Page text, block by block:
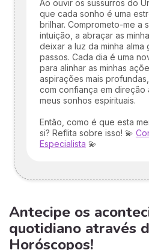
Ao ouvir os sussurros do
que cada sonho é uma
brilhar. Comprometo-me a
intuição, a abraçar as
deixar a luz da minha alma
passos. Cada dia é uma
para alinhar as minhas
aspirações mais
com confiança em direção
meus sonhos espirituais.
Então, como é que esta
si? Reflita sobre isso! 💫
Especialista 💫
Antecipe os
quotidiano através
Horóscopos!